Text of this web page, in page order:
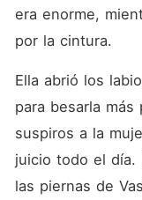
era enorme,
por la cintura.
Ella abrió los
para besarla más
suspiros a la
juicio todo el día.
las piernas de